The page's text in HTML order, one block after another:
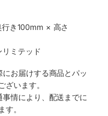
き100mm × 高さ
ミテッド
お届けする商品とパッ
ざいます。
情により、配送までに
す。